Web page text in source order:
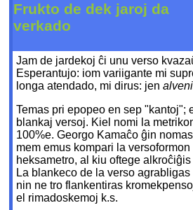
Frukto de dek jaroj da
verkado
Jam de jardekoj ĉi unu verso
Esperantujo: iom variigante mi
longa atendado, mi dirus: jen
Temas pri epopeo en sep "kantoj";
blankaj versoj. Kiel nomi la
100%e. Georgo Kamaĉo ĝin
mem emus kompari la
heksametro, al kiu oftege
La blankeco de la verso
nin ne tro flankentiras
el rimadoskemoj k.s.